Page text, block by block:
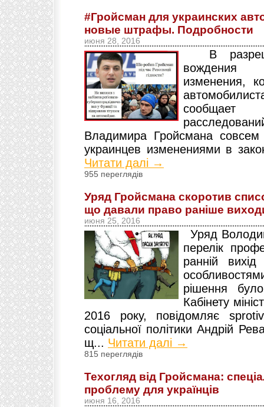
#Гройсман для украинских
новые штрафы. Подробности
июня 28, 2016
В
вождения
изменения,
сообщает
Владимира Гройсмана совсем
украинцев изменениями в
Читати далі →
955 переглядів
Уряд Гройсмана скоротив
що давали право раніше
июня 25, 2016
Уряд
перелік
ранній
рішення
Кабінету
2016 року, повідомляє
соціальної політики Андрій
щ... Читати далі →
815 переглядів
Техогляд від Гройсмана:
проблему для українців
июня 16, 2016